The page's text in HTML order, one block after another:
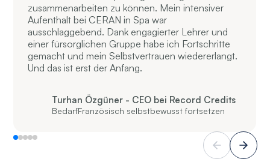
zusammenarbeiten zu können. Mein intensiver
Aufenthalt bei CERAN in Spa war
ausschlaggebend. Dank engagierter Lehrer und
einer fürsorglichen Gruppe habe ich Fortschritte
gemacht und mein Selbstvertrauen wiedererlangt.
Und das ist erst der Anfang.
Turhan Özgüner - CEO bei Record Credits
BedarfFranzösisch selbstbewusst fortsetzen